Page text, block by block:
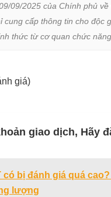
09/2025 của Chính phủ
cung cấp thông tin cho độc
thức từ cơ quan chức
giá)
giao dịch, Hãy
có bị đánh giá quá
lượng